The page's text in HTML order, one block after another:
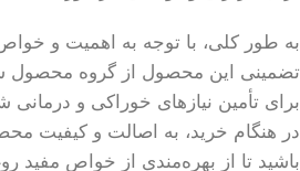
به طور کلی، با توجه به اهمیت و
تضمینی این محصول از گروه محصول
برای تأمین نیازهای خوراکی و
در هنگام خرید، به اصالت و کیفیت
باشید تا از بهره‌مندی از خواص مفید